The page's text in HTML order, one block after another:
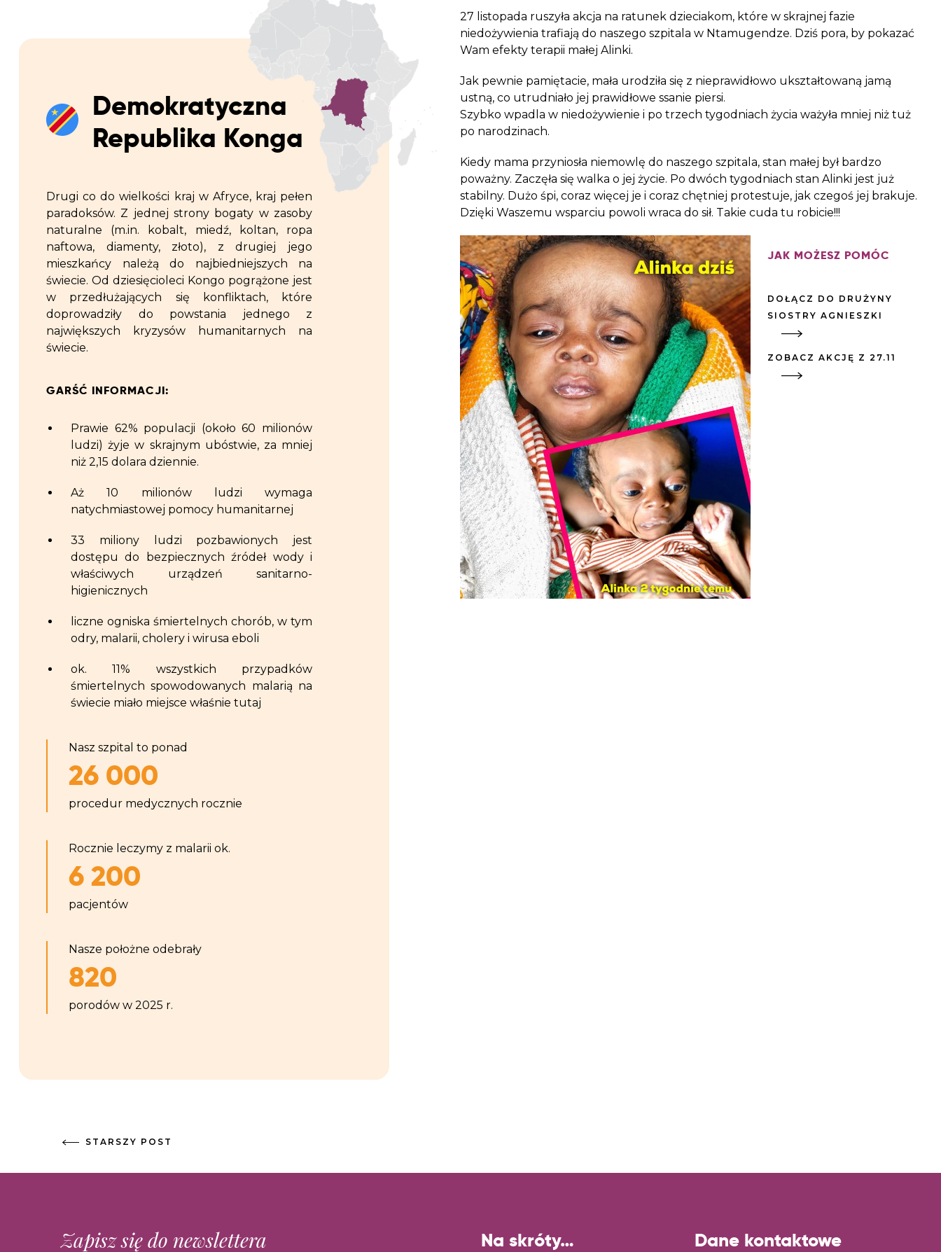
Demokratyczna
Republika Konga
Drugi co do wielkości kraj w Afryce, kraj pełen
paradoksów. Z jednej strony bogaty w zasoby
naturalne (m.in. kobalt, miedź, koltan, ropa
naftowa, diamenty, złoto), z drugiej jego
mieszkańcy należą do najbiedniejszych na
świecie. Od dziesięcioleci Kongo pogrążone jest
w przedłużających się konfliktach, które
doprowadziły do powstania jednego z
największych kryzysów humanitarnych na
świecie.
GARŚĆ INFORMACJI:
Prawie 62% populacji (około 60 milionów
ludzi) żyje w skrajnym ubóstwie, za mniej
niż 2,15 dolara dziennie.
Aż 10 milionów ludzi wymaga
natychmiastowej pomocy humanitarnej
33 miliony ludzi pozbawionych jest
dostępu do bezpiecznych źródeł wody i
właściwych urządzeń sanitarno-
higienicznych
liczne ogniska śmiertelnych chorób, w tym
odry, malarii, cholery i wirusa eboli
ok. 11% wszystkich przypadków
śmiertelnych spowodowanych malarią na
świecie miało miejsce właśnie tutaj
Nasz szpital to ponad
26 000
procedur medycznych rocznie
Rocznie leczymy z malarii ok.
6 200
pacjentów
Nasze położne odebrały
820
porodów w 2025 r.
27 listopada ruszyła akcja na ratunek dzieciakom, które w skrajnej fazie
niedożywienia trafiają do naszego szpitala w Ntamugendze. Dziś pora, by pokazać
Wam efekty terapii małej Alinki.
Jak pewnie pamiętacie, mała urodziła się z nieprawidłowo ukształtowaną jamą
ustną, co utrudniało jej prawidłowe ssanie piersi.
Szybko wpadla w niedożywienie i po trzech tygodniach życia ważyła mniej niż tuż
po narodzinach.
Kiedy mama przyniosła niemowlę do naszego szpitala, stan małej był bardzo
poważny. Zaczęła się walka o jej życie. Po dwóch tygodniach stan Alinki jest już
stabilny. Dużo śpi, coraz więcej je i coraz chętniej protestuje, jak czegoś jej brakuje.
Dzięki Waszemu wsparciu powoli wraca do sił. Takie cuda tu robicie!!!
JAK MOŻESZ POMÓC
DOŁĄCZ DO DRUŻYNY
SIOSTRY AGNIESZKI
ZOBACZ AKCJĘ Z 27.11
STARSZY POST
Zapisz się do newslettera Na skróty… Dane kontaktowe